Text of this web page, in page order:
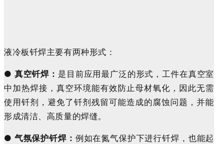
液冷板钎焊主要有两种形式：
● 真空钎焊： 是目前应用最广泛的形式，工件在真空室
中加热焊接，真空环境能有效防止母材氧化，因此无需
使用钎剂，避免了钎剂残留可能造成的腐蚀问题，并能
形成清洁、高质量的焊缝。
● 气氛保护钎焊： 例如在氮气保护下进行钎焊，也能起